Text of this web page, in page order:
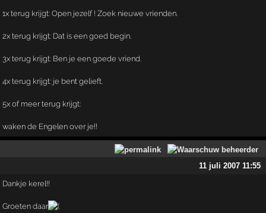
1x terug krijgt: Open jezelf ! Zoek nieuwe vrienden.
2x terug krijgt: Dat is een goed begin.
3x terug krijgt: Ben je een goede vriend.
4x terug krijgt: je bent gelieft.
5x of meer terug krijgt:
waken de Engelen over je!!
11 juli 2007 11:55
Dankje kerel!!
Groeten daar